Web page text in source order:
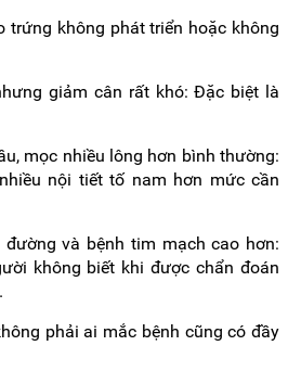
trứng không phát triển hoặc không
giảm cân rất khó: Đặc biệt là
mọc nhiều lông hơn bình thường:
nội tiết tố nam hơn mức cần
đường và bệnh tim mạch cao hơn:
không biết khi được chẩn đoán
phải ai mắc bệnh cũng có đầy